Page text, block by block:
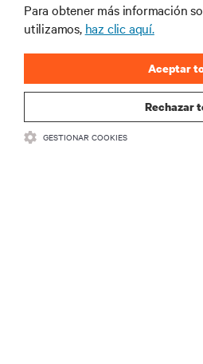
industria de
Para obtener más información
utilizamos, haz clic aquí.
Rechazar
Aceptar
GESTIONAR COOKIES